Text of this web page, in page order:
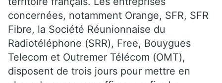
concernées, notamment Orange, SFR, SFR
Fibre, la Société Réunionnaise du
Radiotéléphone (SRR), Free, Bouygues
Telecom et Outremer Télécom (OMT),
disposent de trois jours pour mettre en